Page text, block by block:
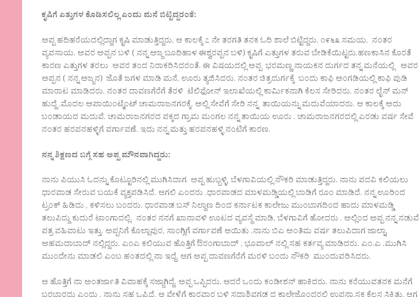
ಕೃಷಿಗೆ ಎತ್ತುಗಳ ಕೊಡಿಸಲಿಲ್ಲಎಂದು ಮನೆ ಬಿಟ್ಟಿದ್ದರಂತೆ:
ಅಪ್ಪ ಹದಿಹರೆಯದಲ್ಲಿದ್ದಾಗ ಕೃಷಿ ಮಾಡುತ್ತಿದ್ದರು. ಆ ಕಾಲಕ್ಕೆ ೭ ನೇ ತರಗತಿ ತನಕ ಓದಿ ಶಾಲೆ ಬಿಟ್ಟಿದ್ದರು. ೧೯೬೩ ಸಮಯ. ನಂತರ
ವ್ಯವಸಾಯ. ಅವರ ಅಪ್ಪನ ಬಳಿ ( ನನ್ನ ಅಜ್ಜ ಬೂದಿಹಾಳ ಈಶ್ವರಪ್ಪನ ಬಳಿ) ಕೃಷಿಗೆ ಎತ್ತುಗಳ ತರುವ ಬೇಡಿಕೆಯಿಟ್ಟರು.ಹಣಕಾಸಿನ ಕೊರತೆ
ಕಾರಣ ಎತ್ತುಗಳ ತರಲು ಅವರ ತಂದ ನಿರಾಕರಿಸಿದರಂತೆ. ಈ ವಿಷಯದಲ್ಲಿ ಅಪ್ಪ ಭರಮಣ್ಣ ನಾಯಕನ ದುರ್ಗದ ತನ್ನ ಮನೆಯಲ್ಲಿ ಅವರ
ಅಪ್ಪನ ( ನನ್ನ ಅಜ್ಜನ) ಜೊತೆ ಜಗಳ ಮಾಡಿ ಮನೆ, ಊರು ತ್ಯಜಿಸಿದರು. ನಂತರ ಚಿತ್ರದುರ್ಗಕ್ಕೆ ಬಂದು ಕಾಫಿ ಅಂಗಡಿಯಲ್ಲಿ ಕಾಫಿ ಪುಡಿ
ಮಾರಾಟ ಮಾಡಿದರು. ನಂತರ ದಾವಣಗೆರೆಗೆ ತೆರಳಿ ಟೆಲಿಫೋನ್ ಇಲಾಖೆಯಲ್ಲಿ ಕಾರ್ಮಿಕನಾಗಿ ಕೆಲಸ ಸೇರಿದರು. ನಂತರ ಲೈನ್ ಮನ್
ಹುದ್ದೆ .ಮೊದಲ ಅಪಾಯಿಂಟ್ಮೆಂಟ್ ಚಾಮರಾಜನಗರಕ್ಕೆ. ಅಲ್ಲಿ ಸೇವೆಗೆ ಸೇರಿ ನನ್ನ ತಾಯಿಯನ್ನು ಮದುವೆಯಾದರು. ಆ ಕಾಲಕ್ಕೆ ಅದು
ಬಂಡಾಯದ ಮದುವೆ. ಚಾಮರಾಜನಗರದ ಪಕ್ಕದ ಗ್ರಾಮ ಮಂಗಲ ನನ್ನ ತಾಯಿಯ ಊರು‌ ‌. ಚಾಮರಾಜನಗರದಲ್ಲಿ ಎರಡು ವರ್ಷ ಸೇವೆ
ನಂತರ ಹರಪನಹಳ್ಳಿಗೆ ವರ್ಗಾವಣೆ. ಇದು ನನ್ನ ಮತ್ತು ಹರಪನಹಳ್ಳಿ ನಂಟಿಗೆ ಕಾರಣ.
ನನ್ನಶಿಕ್ಷಣದ ಬಗ್ಗೆಸಹ ಅಪ್ಪಮೌನವಾಗಿದ್ದರು:
ನಾನು ಪಿಯುಸಿ ಓದನ್ನು ಕೊಟ್ಟೂರಿನಲ್ಲಿ ಮುಗಿಸಿದಾಗ ಅಪ್ಪ ಹುಬ್ಬಳ್ಳಿ, ಬೆಳಗಾವಿಯಲ್ಲಿ ನೌಕರಿ ಮಾಡುತ್ತಿದ್ದರು. ನಾನು ಪದವಿ ಕಲಿಯಲು
ಧಾರವಾಡ ಸೇರುವ ಬಯಕೆ ವ್ಯಕ್ತಪಡಿಸಿದೆ. ಆಗಲಿ ಎಂದರು‌ .ಧಾರವಾಡದ ಮಾಳಮಡ್ಡಿಯಲ್ಲಿ ಬಾಡಿಗೆ ರೂಂ ಮಾಡಿದೆ. ನನ್ನ ಊರಿಂದ
ಟ್ರಂಕ್ ಹಿಡಿದು , ಕಳಿಸಲು ಬಂದರು. ಧಾರವಾಡ ಬಸ್ ನಿಲ್ದಾಣ ದಿಂದ ಕರ್ನಾಟಕ ಕಾಲೇಜು ಮುಂಬಾಗದಿಂದ ಹಾದು ಮಾಳಮಡ್ಡಿ
ತಲುಪಿದ್ದು ಕುದುರೆ ಟಾಂಗಾದಲ್ಲಿ. ನಂತರ ನನಗೆ ಖಾನಾವಳಿ ಊಟದ ವ್ಯವಸ್ಥೆ ಮಾಡಿ, ಬೆಳಗಾವಿಗೆ ಹೋದರು‌ . ಅಲ್ಲಿಂದ ಅಪ್ಪ ನನ್ನ ನಡುವೆ
ಪತ್ರ ವಹಿವಾಟು ಇತ್ತು. ಅಪ್ಪನಿಗೆ ಕೊಲ್ಲಾಪುರ, ಸಾಂಗ್ಲಿಗೆ ವರ್ಗಾವಣೆ ಆಯಿತು‌ .ನಾನು ಬಿಎ ಅಂತಿಮ ವರ್ಷ ತಲುಪಿದಾಗ ಜಾಲ್ನಾ,
ಅಹಮದಾಬಾದ್ ನಲ್ಲಿದ್ದರು. ಎಂಎ ಕಲಿಯುವ ಹೊತ್ತಿಗೆ ಔರಂಗಾಬಾದ್ , ಭೂಪಾಲ್ ನಲ್ಲಿ ಸಹ ಕರ್ತವ್ಯ ಮಾಡಿದರು. ಎಂ.ಎ .ಮುಗಿಸಿ
ಮುಂದೇನು ಮಾಡಲಿ ಎಂಬ ಹಂತದಲ್ಲಿ ನಾ ಇದ್ದೆ. ಆಗ ಅಪ್ಪ ದಾವಣಗೆರೆಗೆ ಮರಳಿ ಬಂದು ನೌಕರಿ ಮುಂದುವರಿಸಿದರು.
ಆ ಹೊತ್ತಿಗೆ ನಾ ಅಂತರ್ಜಾತಿ ವಿವಾಹಕ್ಕೆ ಸಜ್ಜಾಗಿದ್ದೆ. ಅಪ್ಪ ಒಪ್ಪಿದರು. ಆದರೆ ಒಂದು ಕಂಡೀಶನ್ ಹಾಕಿದರು. ನಾನು ಕರೆಯುವತನಕ ಮನೆಗೆ